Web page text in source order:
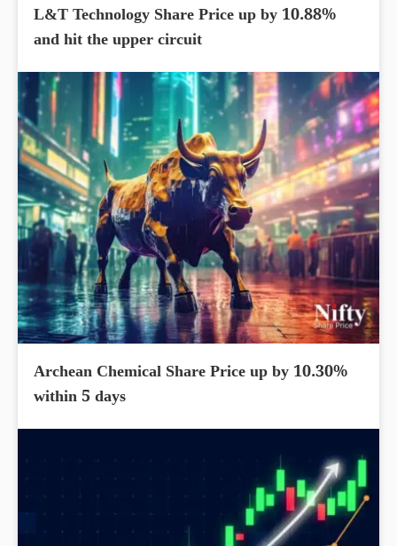
L&T Technology Share Price up by 10.88%
and hit the upper circuit
Archean Chemical Share Price up by 10.30%
within 5 days